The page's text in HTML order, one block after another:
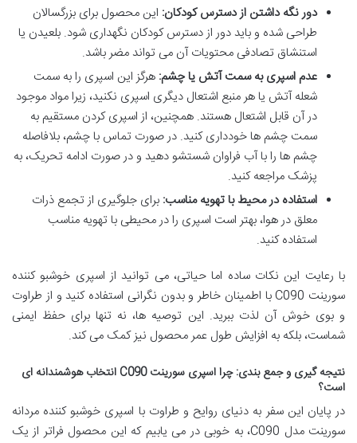
دور نگه داشتن از دسترس کودکان: این محصول برای بزرگسالان
طراحی شده و باید دور از دسترس کودکان نگهداری شود. بلعیدن یا
استنشاق تصادفی محتویات آن می تواند مضر باشد.
عدم اسپری به سمت آتش یا چشم: هرگز این اسپری را به سمت
شعله آتش یا هر منبع اشتعال دیگری اسپری نکنید، زیرا مواد موجود
در آن قابل اشتعال هستند. همچنین، از اسپری کردن مستقیم به
سمت چشم ها خودداری کنید. در صورت تماس با چشم، بلافاصله
چشم ها را با آب فراوان شستشو دهید و در صورت ادامه تحریک، به
پزشک مراجعه کنید.
استفاده در محیط با تهویه مناسب: برای جلوگیری از تجمع ذرات
معلق در هوا، بهتر است اسپری را در محیطی با تهویه مناسب
استفاده کنید.
با رعایت این نکات ساده اما حیاتی، می توانید از اسپری خوشبو کننده
سورینت C090 با اطمینان خاطر و بدون نگرانی استفاده کنید و از طراوت
و بوی خوش آن لذت ببرید. این توصیه ها، نه تنها برای حفظ ایمنی
شماست، بلکه به افزایش طول عمر محصول نیز کمک می کند.
نتیجه گیری و جمع بندی: چرا اسپری سورینت C090 انتخاب هوشمندانه ای
است؟
در پایان این سفر به دنیای روایح و طراوت با اسپری خوشبو کننده مردانه
سورینت مدل C090، به خوبی در می یابیم که این محصول فراتر از یک